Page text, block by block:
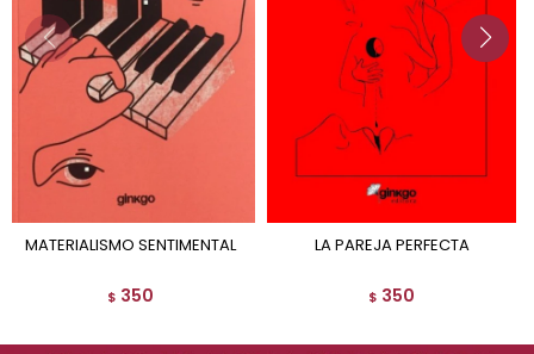
MATERIALISMO SENTIMENTAL
$ 350
LA PAREJA PERFECTA
$ 350